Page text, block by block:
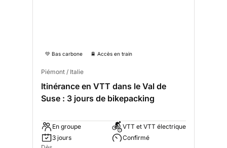
💚 Bas carbone 🚆 Accès en train
Piémont / Italie
Itinérance en VTT dans le Val de
Suse : 3 jours de bikepacking
En groupe
3 jours
VTT et VTT électrique
Confirmé